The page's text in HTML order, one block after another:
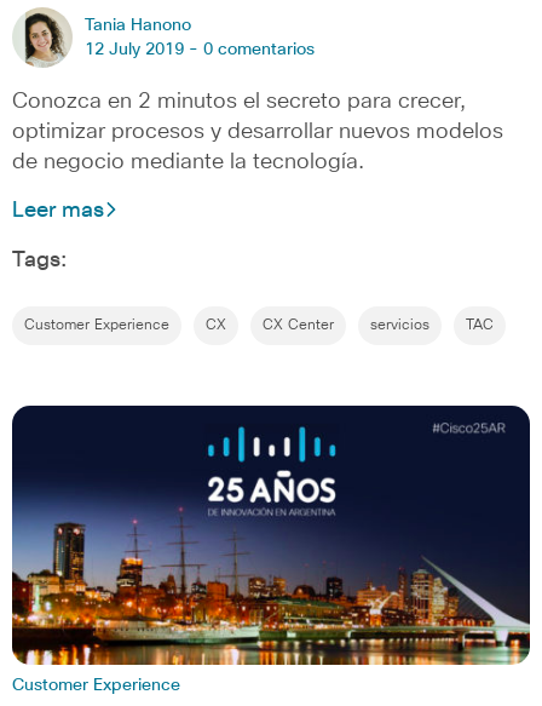
Tania Hanono
12 July 2019 - 0 comentarios
Conozca en 2 minutos el secreto para crecer,
optimizar procesos y desarrollar nuevos modelos
de negocio mediante la tecnología.
Leer mas
Tags:
Customer Experience CX CX Center servicios TAC
Customer Experience